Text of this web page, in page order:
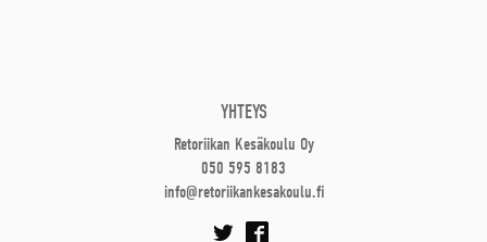
YHTEYS
Retoriikan Kesäkoulu Oy
050 595 8183
info@retoriikankesakoulu.fi